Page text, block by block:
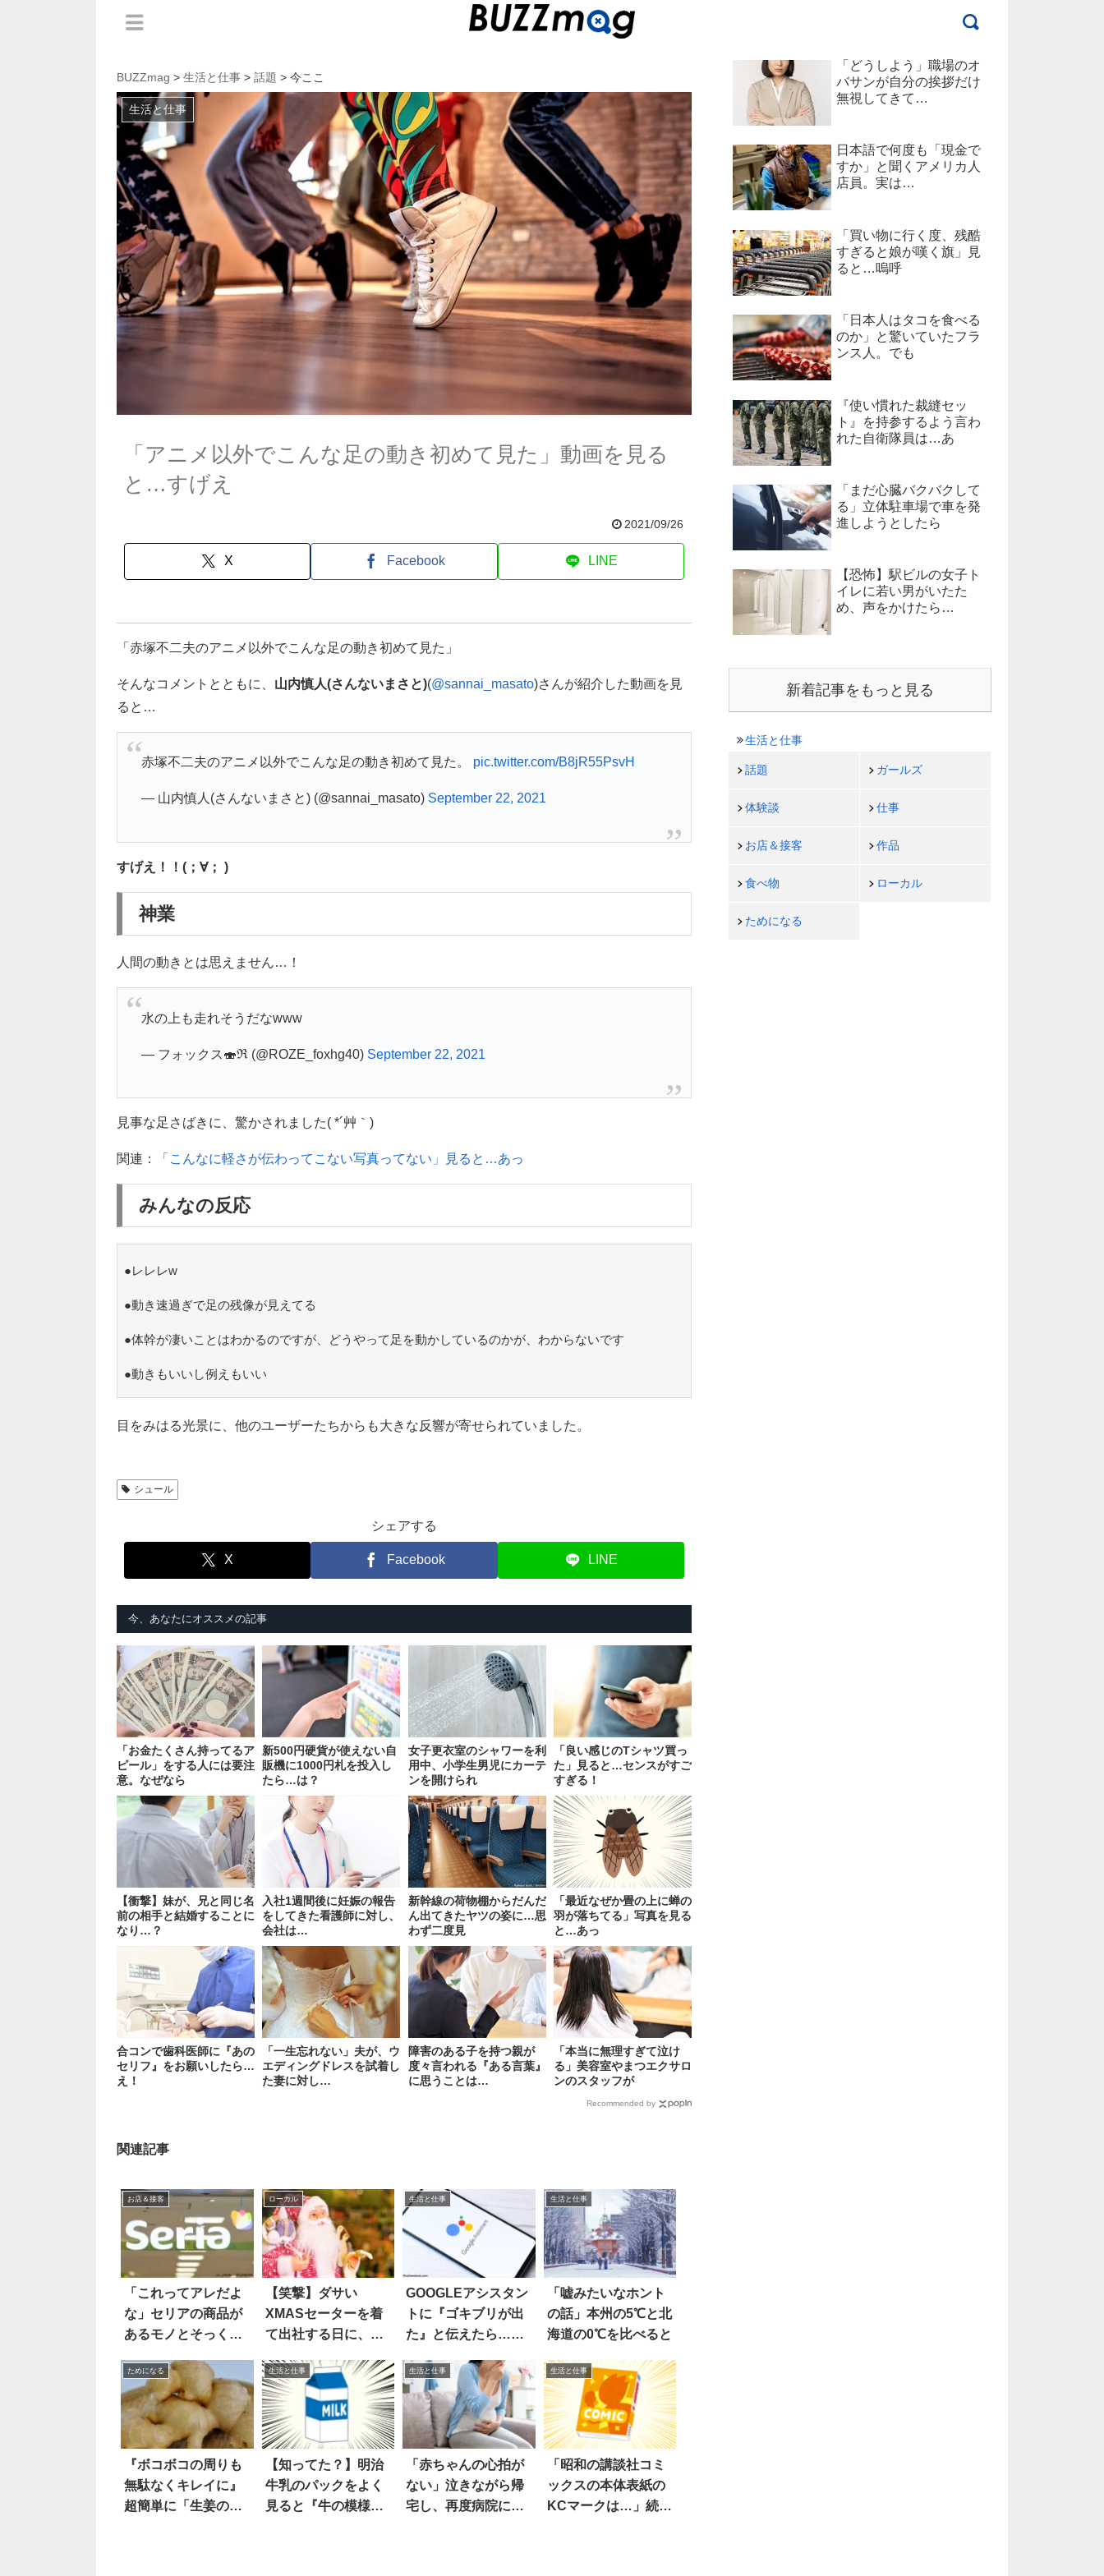
BUZZmag > 生活と仕事 > 話題 > 今ここ
生活と仕事
「アニメ以外でこんな足の動き初めて見た」動画を見る
と…すげえ
2021/09/26
X Facebook LINE
「赤塚不二夫のアニメ以外でこんな足の動き初めて見た」
そんなコメントとともに、 山内慎人(さんないまさと)(@sannai_masato)さんが紹介した動画を見
ると…
赤塚不二夫のアニメ以外でこんな足の動き初めて見た。 pic.twitter.com/B8jR55PsvH
— 山内慎人(さんないまさと) (@sannai_masato) September 22, 2021
すげえ！！(；∀； )
神業
人間の動きとは思えません…！
水の上も走れそうだなwww
— フォックス🍣ℜ (@ROZE_foxhg40) September 22, 2021
見事な足さばきに、驚かされました( *´艸｀)
関連： 「こんなに軽さが伝わってこない写真ってない」見ると…あっ
みんなの反応
●レレレw
●動き速過ぎで足の残像が見えてる
●体幹が凄いことはわかるのですが、どうやって足を動かしているのかが、わからないです
●動きもいいし例えもいい
目をみはる光景に、他のユーザーたちからも大きな反響が寄せられていました。
シュール
シェアする
X Facebook LINE
今、あなたにオススメの記事
「お金たくさん持ってるア
ピール」をする人には要注
意。なぜなら
新500円硬貨が使えない自
販機に1000円札を投入し
たら…は？
女子更衣室のシャワーを利
用中、小学生男児にカーテ
ンを開けられ
「良い感じのTシャツ買っ
た」見ると…センスがすご
すぎる！
【衝撃】妹が、兄と同じ名
前の相手と結婚することに
なり…？
入社1週間後に妊娠の報告
をしてきた看護師に対し、
会社は…
新幹線の荷物棚からだんだ
ん出てきたヤツの姿に…思
わず二度見
「最近なぜか畳の上に蝉の
羽が落ちてる」写真を見る
と…あっ
合コンで歯科医師に『あの
セリフ』をお願いしたら…
え！
「一生忘れない」夫が、ウ
エディングドレスを試着し
た妻に対し…
障害のある子を持つ親が
度々言われる『ある言葉』
に思うことは…
「本当に無理すぎて泣け
る」美容室やまつエクサロ
ンのスタッフが
Recommended by
関連記事
お店＆接客
「これってアレだよ
な」セリアの商品が
あるモノとそっくり
ローカル
【笑撃】ダサい
XMASセーターを着
て出社する日に、あ
生活と仕事
GOOGLEアシスタン
トに『ゴキブリが出
た』と伝えたら…え
生活と仕事
「嘘みたいなホント
の話」本州の5℃と北
海道の0℃を比べると
ためになる
『ボコボコの周りも
無駄なくキレイに』
超簡単に「生姜の
生活と仕事
【知ってた？】明治
牛乳のパックをよく
見ると『牛の模様』
生活と仕事
「赤ちゃんの心拍が
ない」泣きながら帰
宅し、再度病院に行
生活と仕事
「昭和の講談社コミ
ックスの本体表紙の
KCマークは…」続き
「どうしよう」職場のオ
バサンが自分の挨拶だけ
無視してきて…
日本語で何度も「現金で
すか」と聞くアメリカ人
店員。実は…
「買い物に行く度、残酷
すぎると娘が嘆く旗」見
ると…嗚呼
「日本人はタコを食べる
のか」と驚いていたフラ
ンス人。でも
『使い慣れた裁縫セッ
ト』を持参するよう言わ
れた自衛隊員は…あ
「まだ心臓バクバクして
る」立体駐車場で車を発
進しようとしたら
【恐怖】駅ビルの女子ト
イレに若い男がいたた
め、声をかけたら…
新着記事をもっと見る
生活と仕事
話題 ガールズ
体験談 仕事
お店＆接客 作品
食べ物 ローカル
ためになる